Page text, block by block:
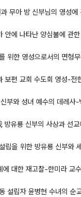
무아 방 신부님의 영성
안에 나타난 양심불에 관
위한 영성으로서의 면형
보편 교회 수도회 영성-전
부와 성녀 예수의 데레사-
유룡 신부의 사상과 선
립을 위한 방유룡 신부와
에 대한 재고찰-한미라 교수
설립자 윤병현 수녀의 순